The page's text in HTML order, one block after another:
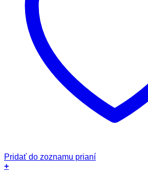
Pridať do zoznamu prianí
+